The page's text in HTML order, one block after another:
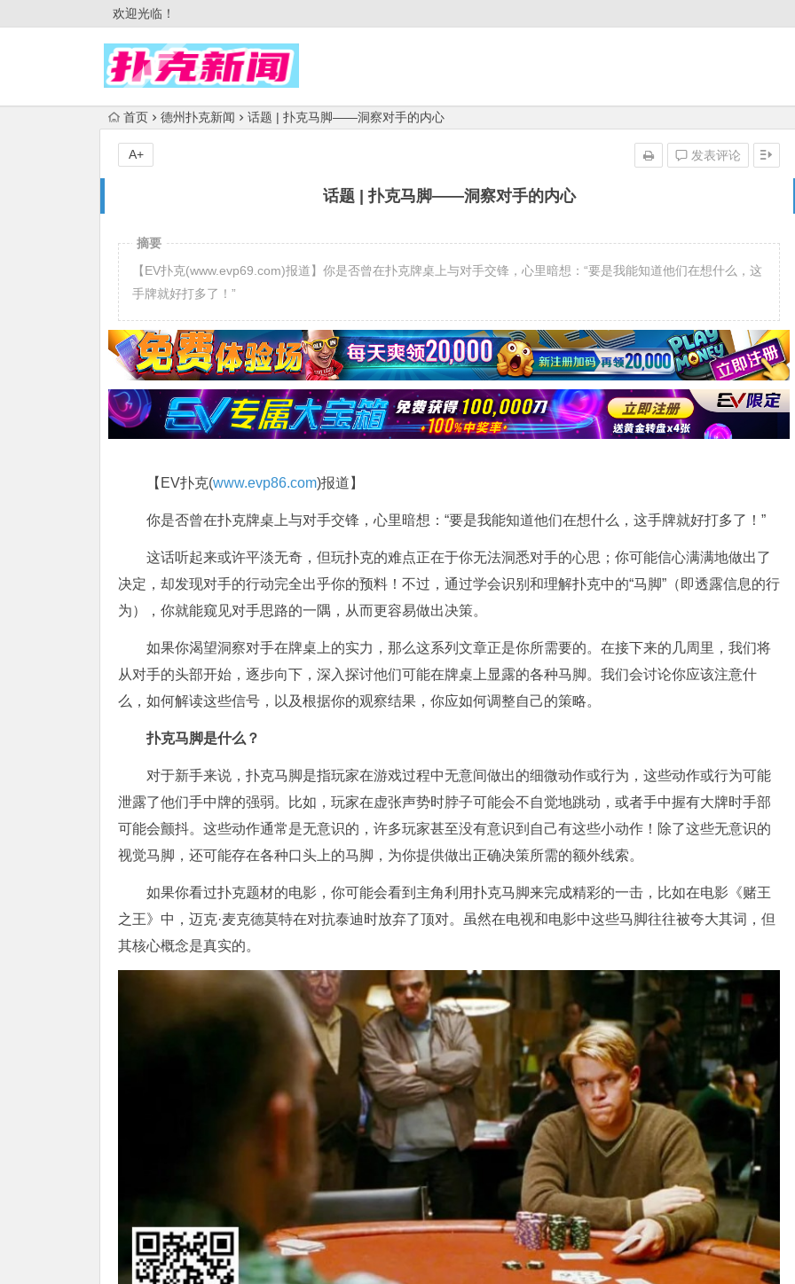
欢迎光临！
首页 德州扑克新闻 话题 | 扑克马脚——洞察对手的内心
话题 | 扑克马脚——洞察对手的内心
发表评论
A+
摘要
【EV扑克(www.evp69.com)报道】你是否曾在扑克牌桌上与对手交锋，心里暗想：“要是我能知道他们在想什么，这
手牌就好打多了！”
【EV扑克(www.evp86.com)报道】
你是否曾在扑克牌桌上与对手交锋，心里暗想：“要是我能知道他们在想什么，这手牌就好打多了！”
这话听起来或许平淡无奇，但玩扑克的难点正在于你无法洞悉对手的心思；你可能信心满满地做出了
决定，却发现对手的行动完全出乎你的预料！不过，通过学会识别和理解扑克中的“马脚”（即透露信息的行
为），你就能窥见对手思路的一隅，从而更容易做出决策。
如果你渴望洞察对手在牌桌上的实力，那么这系列文章正是你所需要的。在接下来的几周里，我们将
从对手的头部开始，逐步向下，深入探讨他们可能在牌桌上显露的各种马脚。我们会讨论你应该注意什
么，如何解读这些信号，以及根据你的观察结果，你应如何调整自己的策略。
扑克马脚是什么？
对于新手来说，扑克马脚是指玩家在游戏过程中无意间做出的细微动作或行为，这些动作或行为可能
泄露了他们手中牌的强弱。比如，玩家在虚张声势时脖子可能会不自觉地跳动，或者手中握有大牌时手部
可能会颤抖。这些动作通常是无意识的，许多玩家甚至没有意识到自己有这些小动作！除了这些无意识的
视觉马脚，还可能存在各种口头上的马脚，为你提供做出正确决策所需的额外线索。
如果你看过扑克题材的电影，你可能会看到主角利用扑克马脚来完成精彩的一击，比如在电影《赌王
之王》中，迈克·麦克德莫特在对抗泰迪时放弃了顶对。虽然在电视和电影中这些马脚往往被夸大其词，但
其核心概念是真实的。